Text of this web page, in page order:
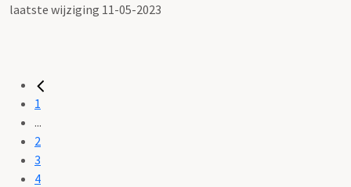
laatste wijziging 11-05-2023
1
...
2
3
4